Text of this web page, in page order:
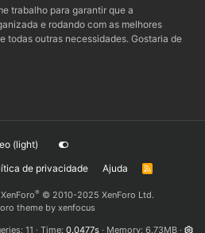
trabalho para garantir que a
e rodando com as melhores
todas outras necessidades. Gostaria de
(light)
de privacidade Ajuda
® © 2010-2025 XenForo Ltd.
theme by xenfocus
11 Time 0.0477s Memory 6.73MB